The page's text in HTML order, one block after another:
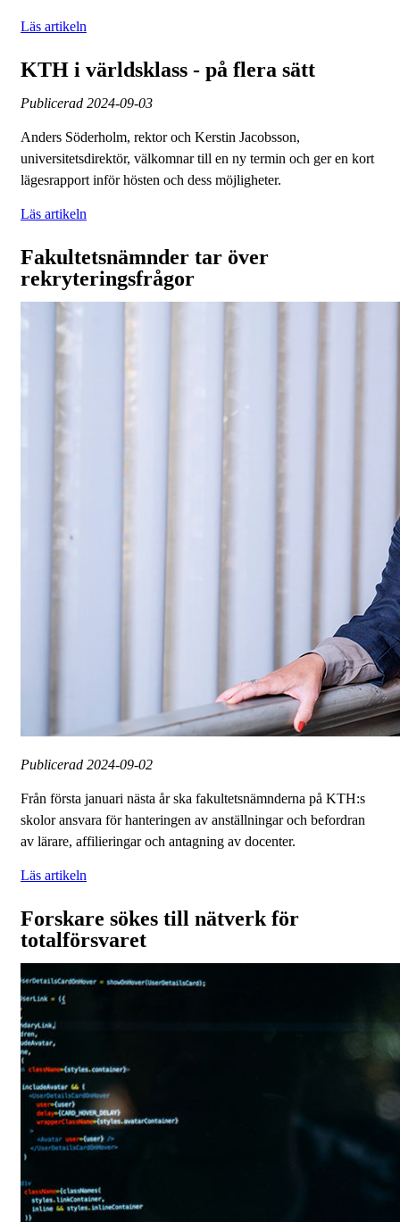
Läs artikeln
KTH i världsklass - på flera sätt
Publicerad 2024-09-03
Anders Söderholm, rektor och Kerstin Jacobsson,
universitetsdirektör, välkomnar till en ny termin och ger en kort
lägesrapport inför hösten och dess möjligheter.
Läs artikeln
Fakultetsnämnder tar över
rekryteringsfrågor
Publicerad 2024-09-02
Från första januari nästa år ska fakultetsnämnderna på KTH:s
skolor ansvara för hanteringen av anställningar och befordran
av lärare, affilieringar och antagning av docenter.
Läs artikeln
Forskare sökes till nätverk för
totalförsvaret